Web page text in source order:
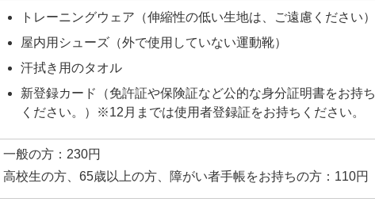
トレーニングウェア（伸縮性の低い生地は、ご遠慮ください）
屋内用シューズ（外で使用していない運動靴）
汗拭き用のタオル
新登録カード（免許証や保険証など公的な身分証明書をお持ち
ください。）※12月までは使用者登録証をお持ちください。
一般の方：230円
高校生の方、65歳以上の方、障がい者手帳をお持ちの方：110円